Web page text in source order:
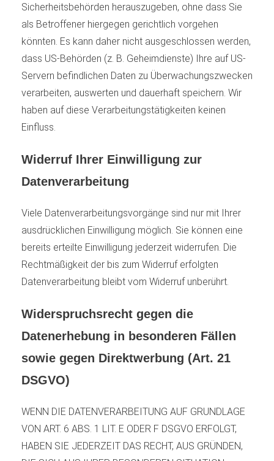
Sicherheitsbehörden herauszugeben, ohne dass Sie
als Betroffener hiergegen gerichtlich vorgehen
könnten. Es kann daher nicht ausgeschlossen werden,
dass US-Behörden (z. B. Geheimdienste) Ihre auf US-
Servern befindlichen Daten zu Überwachungszwecken
verarbeiten, auswerten und dauerhaft speichern. Wir
haben auf diese Verarbeitungstätigkeiten keinen
Einfluss.
Widerruf Ihrer Einwilligung zur
Datenverarbeitung
Viele Datenverarbeitungsvorgänge sind nur mit Ihrer
ausdrücklichen Einwilligung möglich. Sie können eine
bereits erteilte Einwilligung jederzeit widerrufen. Die
Rechtmäßigkeit der bis zum Widerruf erfolgten
Datenverarbeitung bleibt vom Widerruf unberührt.
Widerspruchsrecht gegen die
Datenerhebung in besonderen Fällen
sowie gegen Direktwerbung (Art. 21
DSGVO)
WENN DIE DATENVERARBEITUNG AUF GRUNDLAGE
VON ART. 6 ABS. 1 LIT. E ODER F DSGVO ERFOLGT,
HABEN SIE JEDERZEIT DAS RECHT, AUS GRÜNDEN,